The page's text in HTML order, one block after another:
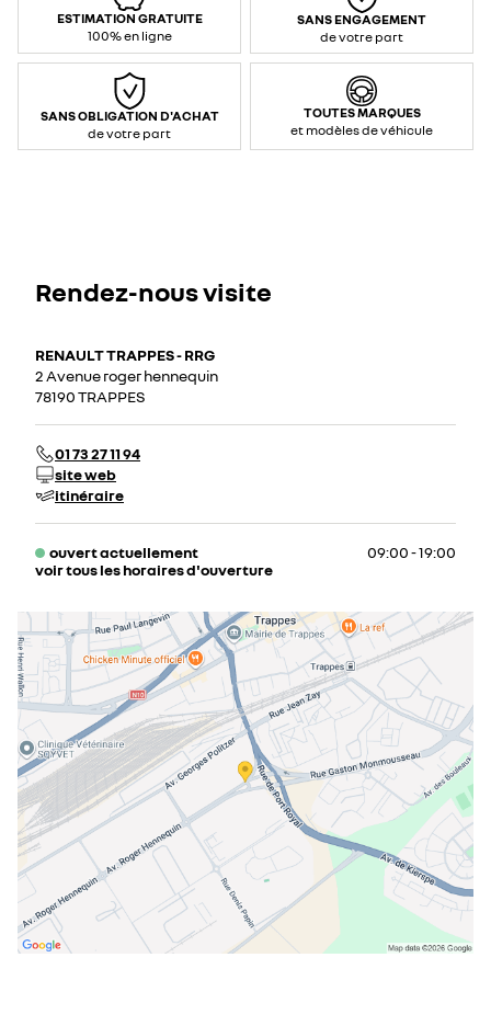
ESTIMATION GRATUITE
100% en ligne
SANS ENGAGEMENT
de votre part
SANS OBLIGATION D'ACHAT
de votre part
TOUTES MARQUES
et modèles de véhicule
Rendez-nous visite
RENAULT TRAPPES - RRG
2 Avenue roger hennequin
78190 TRAPPES
01 73 27 11 94
site web
itinéraire
ouvert actuellement
09:00 - 19:00
voir tous les horaires d'ouverture
mardi
09:00 - 19:00
mercredi
09:00 - 19:00
jeudi
09:00 - 19:00
vendredi
09:00 - 19:00
samedi
09:00 - 18:00
dimanche
fermé